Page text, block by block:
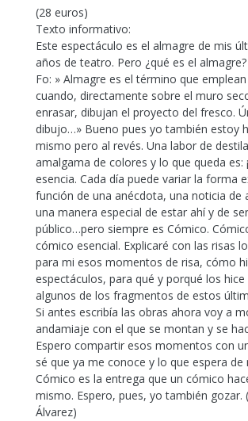
(28 euros)
Texto informativo:
Este espectáculo es el almagre de mis
años de teatro. Pero ¿qué es el
Fo: » Almagre es el término que
cuando, directamente sobre el muro
enrasar, dibujan el proyecto del fresco.
dibujo…» Bueno pues yo también estoy
mismo pero al revés. Una labor de
amalgama de colores y lo que queda es:
esencia. Cada día puede variar la forma
función de una anécdota, una noticia de
una manera especial de estar ahí y de
público…pero siempre es Cómico.
cómico esencial. Explicaré con las risas
para mi esos momentos de risa, cómo
espectáculos, para qué y porqué los
algunos de los fragmentos de estos
Si antes escribía las obras ahora voy a
andamiaje con el que se montan y se
Espero compartir esos momentos con
sé que ya me conoce y lo que espera de
Cómico es la entrega que un cómico
mismo. Espero, pues, yo también gozar.
Álvarez)